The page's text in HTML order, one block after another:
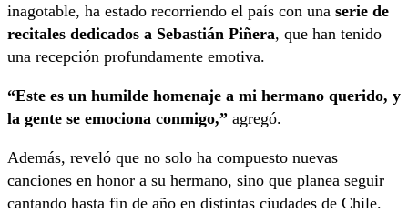
inagotable, ha estado recorriendo el país con una serie de
recitales dedicados a Sebastián Piñera, que han tenido
una recepción profundamente emotiva.
“Este es un humilde homenaje a mi hermano querido, y
la gente se emociona conmigo,” agregó.
Además, reveló que no solo ha compuesto nuevas
canciones en honor a su hermano, sino que planea seguir
cantando hasta fin de año en distintas ciudades de Chile.